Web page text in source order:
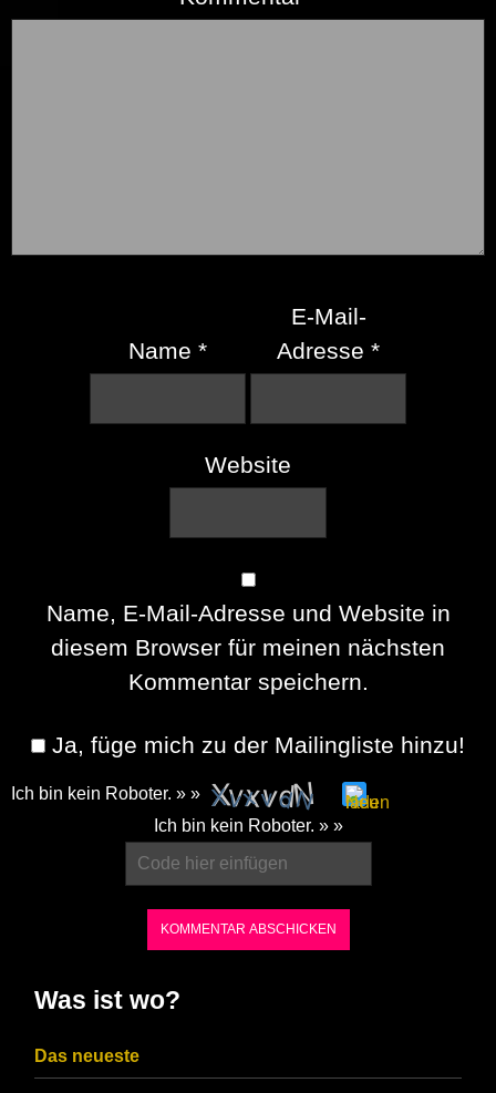
Name *
E-Mail-
Adresse*
Website
Name, E-Mail-Adresse und Website in
diesem Browser für meinen nächsten
Kommentar speichern.
Ja, füge mich zu der Mailingliste hinzu!
Ich bin kein Roboter. » »
CAPTCHA
Ich bin kein Roboter. » »
Was ist wo?
Das neueste